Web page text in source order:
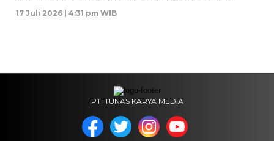
17 Juli 2026 | 4:31 pm WIB
PT. TUNAS KARYA MEDIA